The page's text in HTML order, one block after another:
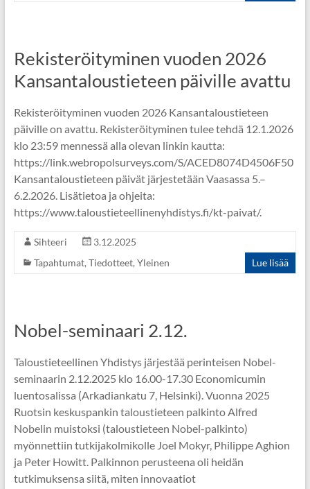
Rekisteröityminen vuoden 2026
Kansantaloustieteen päiville avattu
Rekisteröityminen vuoden 2026 Kansantaloustieteen
päiville on avattu. Rekisteröityminen tulee tehdä 12.1.2026
klo 23:59 mennessä alla olevan linkin kautta:
https://link.webropolsurveys.com/S/ACED8074D4506F50
Kansantaloustieteen päivät järjestetään Vaasassa 5.–
6.2.2026. Lisätietoa ja ohjeita:
https://www.taloustieteellinenyhdistys.fi/kt-paivat/.
Sihteeri
3.12.2025
Tapahtumat, Tiedotteet, Yleinen Lue lisää
Nobel-seminaari 2.12.
Taloustieteellinen Yhdistys järjestää perinteisen Nobel-
seminaarin 2.12.2025 klo 16.00-17.30 Economicumin
luentosalissa (Arkadiankatu 7, Helsinki). Vuonna 2025
Ruotsin keskuspankin taloustieteen palkinto Alfred
Nobelin muistoksi (taloustieteen Nobel-palkinto)
myönnettiin tutkijakolmikolle Joel Mokyr, Philippe Aghion
ja Peter Howitt. Palkinnon perusteena oli heidän
tutkimuksensa siitä, miten innovaatiot